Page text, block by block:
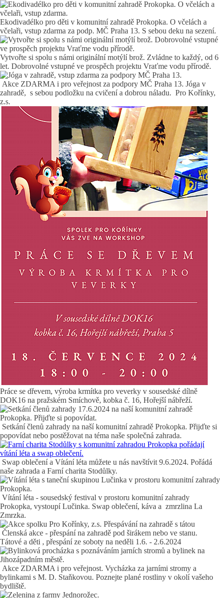
Ekodivadélko pro děti v komunitní zahradě Prokopka. O včelách a
včelaři, vstup zdarma za podp. MČ Praha 13. S sebou deku na sezení.
Vytvořte si spolu s námi originální motýlí brož. Zvládne to každý, od 6
let. Dobrovolné vstupné ve prospěch projektu Vraťme vodu přírodě.
Akce ZDARMA i pro veřejnost za podpory MČ Praha 13. Jóga v
zahradě, s sebou podložku na cvičení a dobrou náladu. Pro Kořínky,
z.s.
Práce se dřevem, výroba krmítka pro veverky v sousedské dílně
DOK16 na pražském Smíchově, kobka č. 16, Hořejší nábřeží.
Setkání členů zahrady na naší komunitní zahradě Prokopka. Přijďte si
popovídat nebo postěžovat na téma naše společná zahrada.
Swap oblečení a Vítání léta můžete u nás navštívit 9.6.2024. Pořádá
naše zahrada a Farní charita Stodůlky.
Vítání léta - sousedský festival v prostoru komunitní zahrady
Prokopka, vystoupí Lučinka. Swap oblečení, káva a zmrzlina La
Zmrzka.
Členská akce - přespání na zahradě pod širákem nebo ve stanu.
Tátové a děti , přespání ze soboty na neděli 1.6. - 2.6.2024
Akce ZDARMA i pro veřejnost. Vycházka za jarními stromy a
bylinkami s M. D. Staňkovou. Poznejte plané rostliny v okolí vašeho
bydliště.